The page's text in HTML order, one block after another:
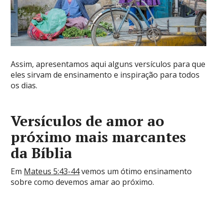
Assim, apresentamos aqui alguns versículos para que
eles sirvam de ensinamento e inspiração para todos
os dias.
Versículos de amor ao
próximo mais marcantes
da Bíblia
Em Mateus 5:43-44vemos um ótimo ensinamento
sobre como devemos amar ao próximo.